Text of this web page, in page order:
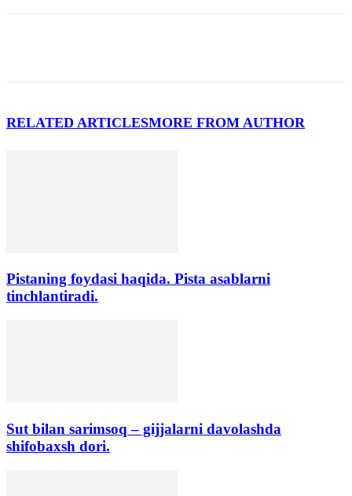
RELATED ARTICLESMORE FROM AUTHOR
Pistaning foydasi haqida. Pista asablarni
tinchlantiradi.
Sut bilan sarimsoq – gijjalarni davolashda
shifobaxsh dori.